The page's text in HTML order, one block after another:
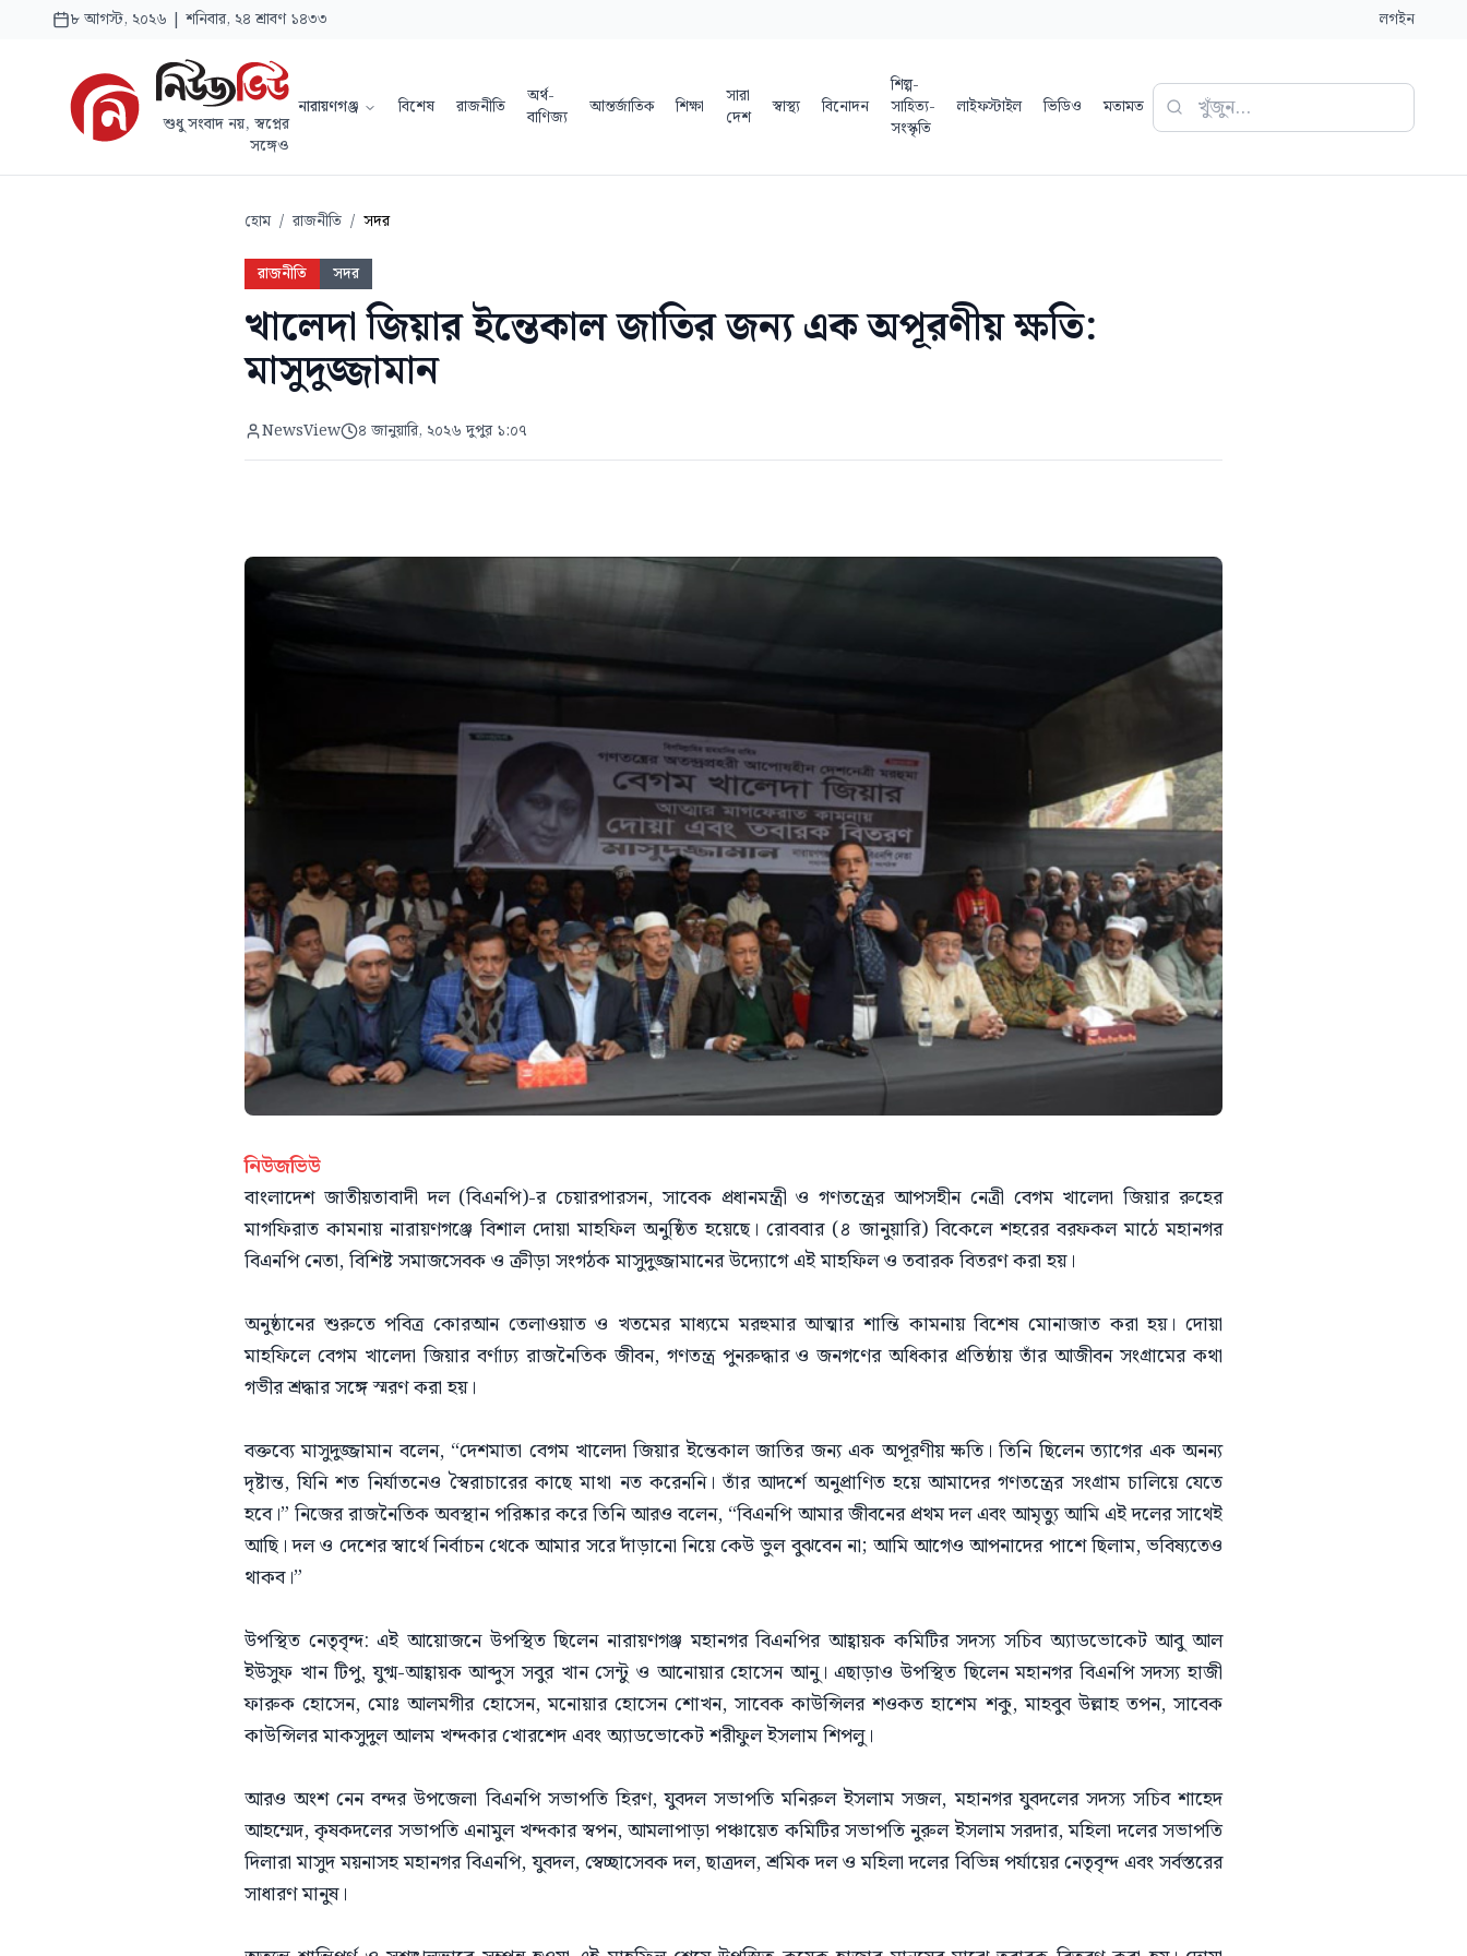
৮ আগস্ট, ২০২৬ | শনিবার, ২৪ শ্রাবণ ১৪৩৩ লগইন
শুধু সংবাদ নয়, স্বপ্নের
সঙ্গেও
নারায়ণগঞ্জ বিশেষ রাজনীতি
অর্থ-
বাণিজ্য
আন্তর্জাতিক শিক্ষা
সারা
দেশ
স্বাস্থ্য বিনোদন
শিল্প-
সাহিত্য-
সংস্কৃতি
লাইফস্টাইল ভিডিও মতামত
হোম / রাজনীতি / সদর
রাজনীতি সদর
খালেদা জিয়ার ইন্তেকাল জাতির জন্য এক অপূরণীয় ক্ষতি:
মাসুদুজ্জামান
NewsView ৪ জানুয়ারি, ২০২৬ দুপুর ১:০৭
নিউজভিউ
বাংলাদেশ জাতীয়তাবাদী দল (বিএনপি)-র চেয়ারপারসন, সাবেক প্রধানমন্ত্রী ও গণতন্ত্রের আপসহীন নেত্রী বেগম খালেদা জিয়ার রুহের
মাগফিরাত কামনায় নারায়ণগঞ্জে বিশাল দোয়া মাহফিল অনুষ্ঠিত হয়েছে। রোববার (৪ জানুয়ারি) বিকেলে শহরের বরফকল মাঠে মহানগর
বিএনপি নেতা, বিশিষ্ট সমাজসেবক ও ক্রীড়া সংগঠক মাসুদুজ্জামানের উদ্যোগে এই মাহফিল ও তবারক বিতরণ করা হয়।
অনুষ্ঠানের শুরুতে পবিত্র কোরআন তেলাওয়াত ও খতমের মাধ্যমে মরহুমার আত্মার শান্তি কামনায় বিশেষ মোনাজাত করা হয়। দোয়া
মাহফিলে বেগম খালেদা জিয়ার বর্ণাঢ্য রাজনৈতিক জীবন, গণতন্ত্র পুনরুদ্ধার ও জনগণের অধিকার প্রতিষ্ঠায় তাঁর আজীবন সংগ্রামের কথা
গভীর শ্রদ্ধার সঙ্গে স্মরণ করা হয়।
বক্তব্যে মাসুদুজ্জামান বলেন, “দেশমাতা বেগম খালেদা জিয়ার ইন্তেকাল জাতির জন্য এক অপূরণীয় ক্ষতি। তিনি ছিলেন ত্যাগের এক অনন্য
দৃষ্টান্ত, যিনি শত নির্যাতনেও স্বৈরাচারের কাছে মাথা নত করেননি। তাঁর আদর্শে অনুপ্রাণিত হয়ে আমাদের গণতন্ত্রের সংগ্রাম চালিয়ে যেতে
হবে।” নিজের রাজনৈতিক অবস্থান পরিষ্কার করে তিনি আরও বলেন, “বিএনপি আমার জীবনের প্রথম দল এবং আমৃত্যু আমি এই দলের সাথেই
আছি। দল ও দেশের স্বার্থে নির্বাচন থেকে আমার সরে দাঁড়ানো নিয়ে কেউ ভুল বুঝবেন না; আমি আগেও আপনাদের পাশে ছিলাম, ভবিষ্যতেও
থাকব।”
উপস্থিত নেতৃবৃন্দ: এই আয়োজনে উপস্থিত ছিলেন নারায়ণগঞ্জ মহানগর বিএনপির আহ্বায়ক কমিটির সদস্য সচিব অ্যাডভোকেট আবু আল
ইউসুফ খান টিপু, যুগ্ম-আহ্বায়ক আব্দুস সবুর খান সেন্টু ও আনোয়ার হোসেন আনু। এছাড়াও উপস্থিত ছিলেন মহানগর বিএনপি সদস্য হাজী
ফারুক হোসেন, মোঃ আলমগীর হোসেন, মনোয়ার হোসেন শোখন, সাবেক কাউন্সিলর শওকত হাশেম শকু, মাহবুব উল্লাহ তপন, সাবেক
কাউন্সিলর মাকসুদুল আলম খন্দকার খোরশেদ এবং অ্যাডভোকেট শরীফুল ইসলাম শিপলু।
আরও অংশ নেন বন্দর উপজেলা বিএনপি সভাপতি হিরণ, যুবদল সভাপতি মনিরুল ইসলাম সজল, মহানগর যুবদলের সদস্য সচিব শাহেদ
আহম্মেদ, কৃষকদলের সভাপতি এনামুল খন্দকার স্বপন, আমলাপাড়া পঞ্চায়েত কমিটির সভাপতি নুরুল ইসলাম সরদার, মহিলা দলের সভাপতি
দিলারা মাসুদ ময়নাসহ মহানগর বিএনপি, যুবদল, স্বেচ্ছাসেবক দল, ছাত্রদল, শ্রমিক দল ও মহিলা দলের বিভিন্ন পর্যায়ের নেতৃবৃন্দ এবং সর্বস্তরের
সাধারণ মানুষ।